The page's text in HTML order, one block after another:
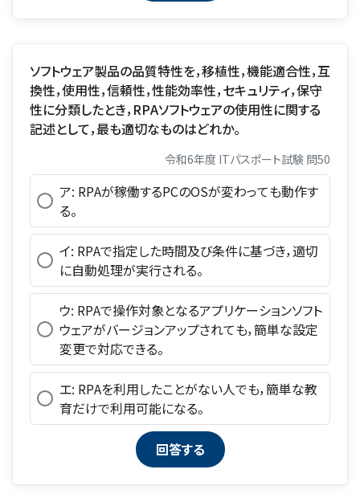
ソフトウェア製品の品質特性を，移植性，機能適合性，互
換性，使用性，信頼性，性能効率性，セキュリティ，保守
性に分類したとき，RPAソフトウェアの使用性に関する
記述として，最も適切なものはどれか。
令和6年度 ITパスポート試験 問50
ア: RPAが稼働するPCのOSが変わっても動作す
る。
イ: RPAで指定した時間及び条件に基づき，適切
に自動処理が実行される。
ウ: RPAで操作対象となるアプリケーションソフト
ウェアがバージョンアップされても，簡単な設定
変更で対応できる。
エ: RPAを利用したことがない人でも，簡単な教
育だけで利用可能になる。